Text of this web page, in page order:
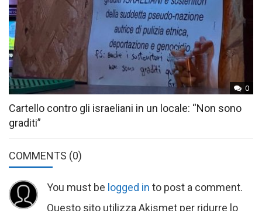
0
Cartello contro gli israeliani in un locale: “Non sono
graditi”
COMMENTS (0)
You must be logged in to post a comment.
Questo sito utilizza Akismet per ridurre lo